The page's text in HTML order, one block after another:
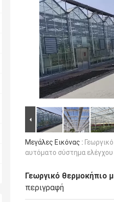
Μεγάλες Εικόνας :
αυτόματο σύστημα ελέγχου
Γεωργικό θερμοκήπιο
περιγραφή